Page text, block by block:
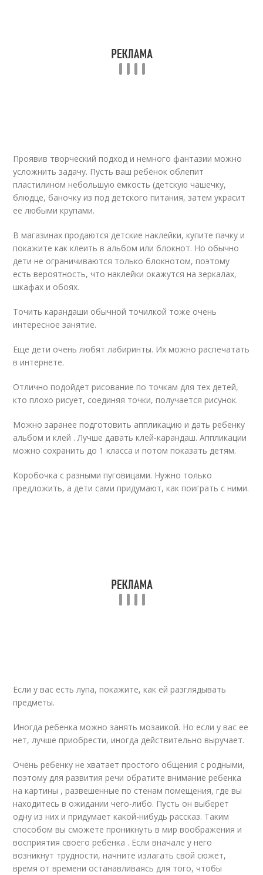
Проявив творческий подход и немного фантазии можно
усложнить задачу. Пусть ваш ребёнок облепит
пластилином небольшую ёмкость (детскую чашечку,
блюдце, баночку из под детского питания, затем украсит
её любыми крупами.
В магазинах продаются детские наклейки, купите пачку и
покажите как клеить в альбом или блокнот. Но обычно
дети не ограничиваются только блокнотом, поэтому
есть вероятность, что наклейки окажутся на зеркалах,
шкафах и обоях.
Точить карандаши обычной точилкой тоже очень
интересное занятие.
Еще дети очень любят лабиринты. Их можно распечатать
в интернете.
Отлично подойдет рисование по точкам для тех детей,
кто плохо рисует, соединяя точки, получается рисунок.
Можно заранее подготовить аппликацию и дать ребенку
альбом и клей . Лучше давать клей-карандаш. Аппликации
можно сохранить до 1 класса и потом показать детям.
Коробочка с разными пуговицами. Нужно только
предложить, а дети сами придумают, как поиграть с ними.
Если у вас есть лупа, покажите, как ей разглядывать
предметы.
Иногда ребенка можно занять мозаикой. Но если у вас ее
нет, лучше приобрести, иногда действительно выручает.
Очень ребенку не хватает простого общения с родными,
поэтому для развития речи обратите внимание ребенка
на картины , развешенные по стенам помещения, где вы
находитесь в ожидании чего-либо. Пусть он выберет
одну из них и придумает какой-нибудь рассказ. Таким
способом вы сможете проникнуть в мир воображения и
восприятия своего ребенка . Если вначале у него
возникнут трудности, начните излагать свой сюжет,
время от времени останавливаясь для того, чтобы